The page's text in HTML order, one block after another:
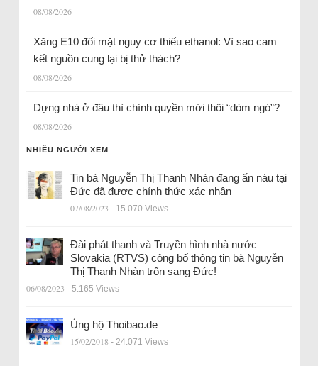
08/08/2026
Xăng E10 đối mặt nguy cơ thiếu ethanol: Vì sao cam
kết nguồn cung lại bị thử thách?
08/08/2026
Dựng nhà ở đâu thì chính quyền mới thôi “dòm ngó”?
08/08/2026
NHIỀU NGƯỜI XEM
Tin bà Nguyễn Thị Thanh Nhàn đang ẩn náu tại
Đức đã được chính thức xác nhận
07/08/2023 - 15.070 Views
Đài phát thanh và Truyền hình nhà nước
Slovakia (RTVS) công bố thông tin bà Nguyễn
Thị Thanh Nhàn trốn sang Đức!
06/08/2023 - 5.165 Views
Ủng hộ Thoibao.de
15/02/2018 - 24.071 Views